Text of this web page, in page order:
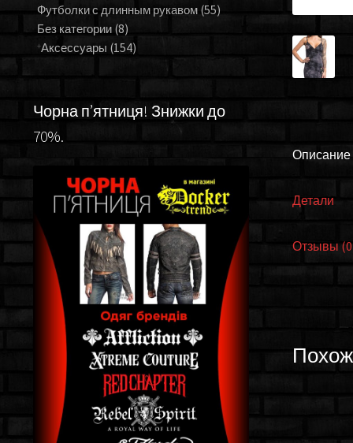
Описание
Детали
Отзывы
Футболки с длинным рукавом (55)
Без категории (8)
Аксессуары (154)
Чорна п’ятниця! Знижки до
70%.